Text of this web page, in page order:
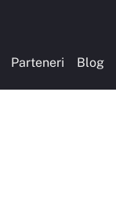
Parteneri Blog